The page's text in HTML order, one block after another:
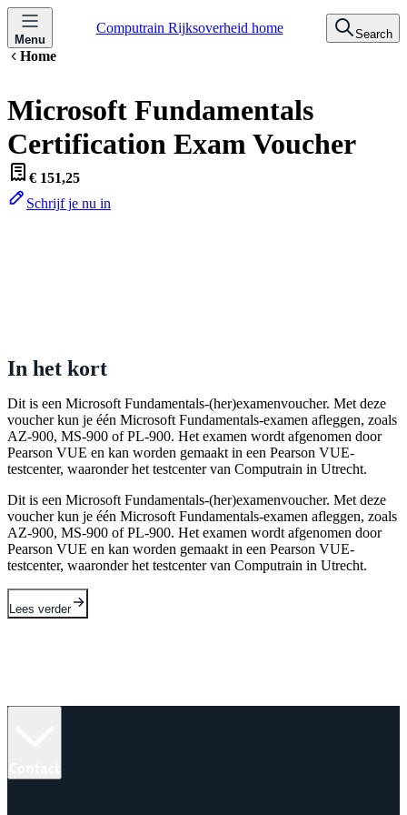
Menu
Computrain Rijksoverheid home Search
Home
Microsoft Fundamentals
Certification Exam Voucher
€ 151,25
Schrijf je nu in
In het kort
Dit is een Microsoft Fundamentals-(her)examenvoucher. Met deze
voucher kun je één Microsoft Fundamentals-examen afleggen, zoals
AZ-900, MS-900 of PL-900. Het examen wordt afgenomen door
Pearson VUE en kan worden gemaakt in een Pearson VUE-
testcenter, waaronder het testcenter van Computrain in Utrecht.
Dit is een Microsoft Fundamentals-(her)examenvoucher. Met deze
voucher kun je één Microsoft Fundamentals-examen afleggen, zoals
AZ-900, MS-900 of PL-900. Het examen wordt afgenomen door
Pearson VUE en kan worden gemaakt in een Pearson VUE-
testcenter, waaronder het testcenter van Computrain in Utrecht.
Lees verder